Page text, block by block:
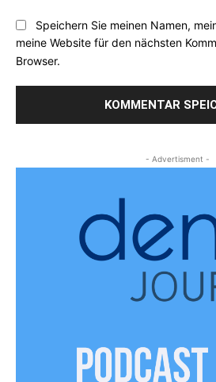
Speichern Sie meinen Namen,
meine Website für den nächsten
Browser.
- Advertisment -